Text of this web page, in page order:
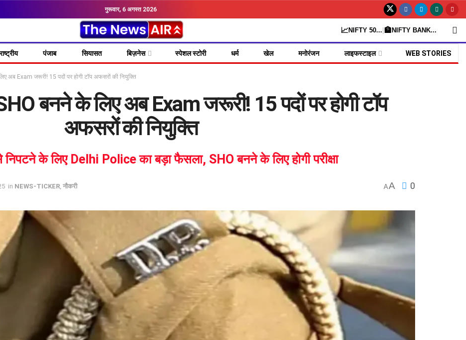
गुरूवार, 6 अगस्त 2026
📈NIFTY 50... 🏦NIFTY BANK...
पंजाब सियासत बिज़नेस स्पेशल स्टोरी धर्म खेल मनोरंजन लाइफस्टाइल WEB STORIES
अब Exam जरूरी! 15 पदों पर होगी टॉप अफसरों की नियुक्ति
बनने के लिए अब Exam जरूरी! 15 पदों पर होगी टॉप
अफसरों की नियुक्ति
के लिए Delhi Police का बड़ा फैसला, SHO बनने के लिए होगी परीक्षा
in NEWS-TICKER नौकरी AA 0